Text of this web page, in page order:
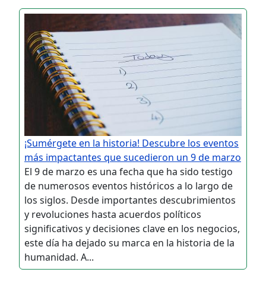
¡Sumérgete en la historia! Descubre los eventos
más impactantes que sucedieron un 9 de marzo
El 9 de marzo es una fecha que ha sido testigo
de numerosos eventos históricos a lo largo de
los siglos. Desde importantes descubrimientos
y revoluciones hasta acuerdos políticos
significativos y decisiones clave en los negocios,
este día ha dejado su marca en la historia de la
humanidad. A...